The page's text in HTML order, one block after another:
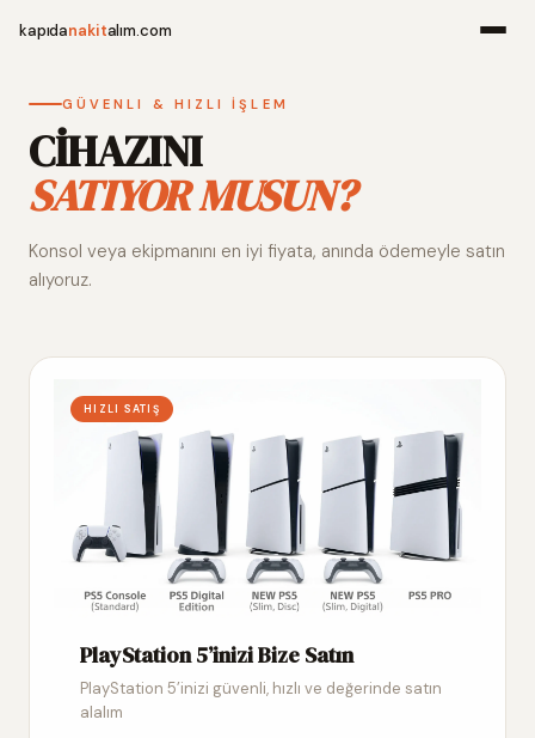
kapıdanakitalım.com
Alım
GÜVENLI & HIZLI İŞLEM
CİHAZINI
SATIYOR MUSUN?
Konsol veya ekipmanını en iyi fiyata, anında ödemeyle satın
alıyoruz.
HIZLI SATIŞ
PlayStation 5’inizi Bize Satın
PlayStation 5’inizi güvenli, hızlı ve değerinde satın
alalım